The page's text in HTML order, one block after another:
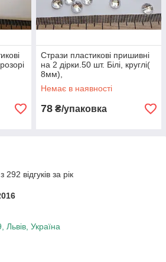
Стрази пластикові пришивні
на 2 дірки.50 шт. Білі, круглі(
8мм),
Немає в наявності
78 ₴/упаковка
відгуків за рік
Львів, Україна